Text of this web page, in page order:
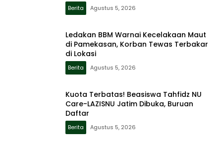
Berita Agustus 5, 2026
Ledakan BBM Warnai Kecelakaan Maut
di Pamekasan, Korban Tewas Terbakar
di Lokasi
Berita Agustus 5, 2026
Kuota Terbatas! Beasiswa Tahfidz NU
Care-LAZISNU Jatim Dibuka, Buruan
Daftar
Berita Agustus 5, 2026